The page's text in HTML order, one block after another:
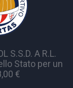
S.S.D. A R.L.
Stato per un
€